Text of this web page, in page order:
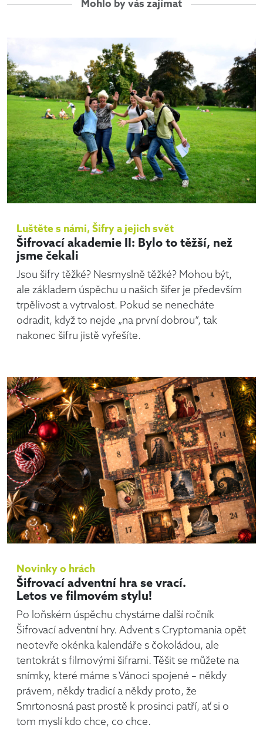
Mohlo by vás zajímat
Luštěte s námi, Šifry a jejich svět
Šifrovací akademie II: Bylo to těžší, než
jsme čekali
Jsou šifry těžké? Nesmyslně těžké? Mohou být,
ale základem úspěchu u našich šifer je především
trpělivost a vytrvalost. Pokud se nenecháte
odradit, když to nejde „na první dobrou“, tak
nakonec šifru jistě vyřešíte.
Novinky o hrách
Šifrovací adventní hra se vrací.
Letos ve filmovém stylu!
Po loňském úspěchu chystáme další ročník
Šifrovací adventní hry. Advent s Cryptomania opět
neotevře okénka kalendáře s čokoládou, ale
tentokrát s filmovými šiframi. Těšit se můžete na
snímky, které máme s Vánoci spojené – někdy
právem, někdy tradicí a někdy proto, že
Smrtonosná past prostě k prosinci patří, ať si o
tom myslí kdo chce, co chce.